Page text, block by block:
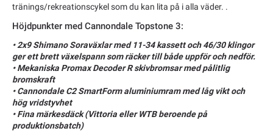
tränings/rekreationscykel som du kan lita på i alla väder. .
Höjdpunkter med Cannondale Topstone 3:
• 2x9 Shimano Soraväxlar med 11-34 kassett och 46/30 klingor
ger ett brett växelspann som räcker till både uppför och nedför.
• Mekaniska Promax Decoder R skivbromsar med pålitlig
bromskraft
• Cannondale C2 SmartForm aluminiumram med låg vikt och
hög vridstyvhet
• Fina märkesdäck (Vittoria eller WTB beroende på
produktionsbatch)